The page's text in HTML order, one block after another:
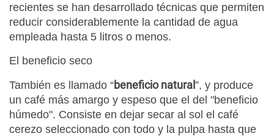
recientes se han desarrollado técnicas que permiten
reducir considerablemente la cantidad de agua
empleada hasta 5 litros o menos.
El beneficio seco
También es llamado “beneficio natural”, y produce
un café más amargo y espeso que el del "beneficio
húmedo". Consiste en dejar secar al sol el café
cerezo seleccionado con todo y la pulpa hasta que